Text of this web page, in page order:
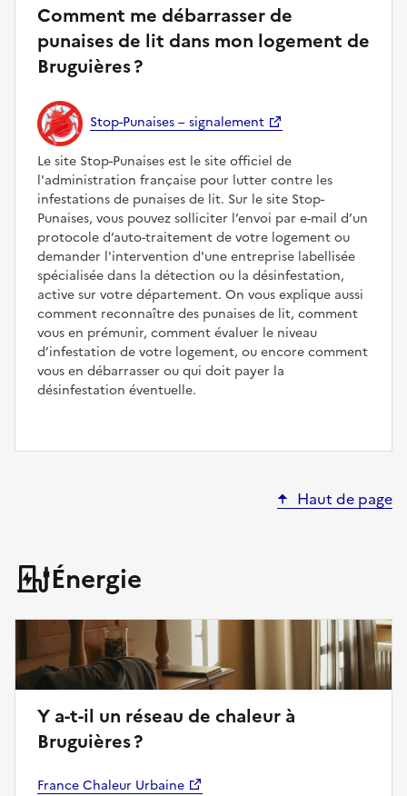
Comment me débarrasser de
punaises de lit dans mon logement de
Bruguières ?
Stop-Punaises – signalement
Le site Stop-Punaises est le site officiel de
l'administration française pour lutter contre les
infestations de punaises de lit. Sur le site Stop-
Punaises, vous pouvez solliciter l’envoi par e-mail d’un
protocole d’auto-traitement de votre logement ou
demander l'intervention d'une entreprise labellisée
spécialisée dans la détection ou la désinfestation,
active sur votre département. On vous explique aussi
comment reconnaître des punaises de lit, comment
vous en prémunir, comment évaluer le niveau
d’infestation de votre logement, ou encore comment
vous en débarrasser ou qui doit payer la
désinfestation éventuelle.
Haut de page
Énergie
Y a-t-il un réseau de chaleur à
Bruguières ?
France Chaleur Urbaine